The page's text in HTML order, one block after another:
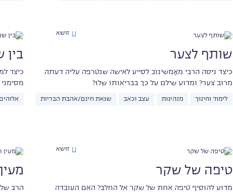
זושא
שותף לצער
כיצד ניסה הרבי מאַמשינוֹב לסייע לאישה שנטרפה עליה דעתה
מרוב צער? ומדוע שילם על כך בבריאותו שלו?
לימוד וחינוך מנהיגות עצב וכאב שנאת חינם/אהבת הבריות
בין
כיצד
אלוהים
זושא
טיפה של שקר
מדוע להוסיף טיפה אחת של שקר אל החלב? האם העובדה
הרב